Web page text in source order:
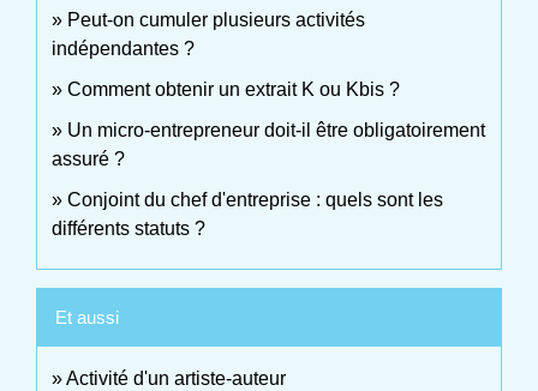
Peut-on cumuler plusieurs activités
indépendantes ?
Comment obtenir un extrait K ou Kbis ?
Un micro-entrepreneur doit-il être obligatoirement
assuré ?
Conjoint du chef d'entreprise : quels sont les
différents statuts ?
Et aussi
Activité d'un artiste-auteur